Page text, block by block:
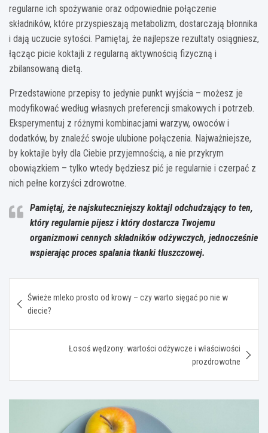
regularne ich spożywanie oraz odpowiednie połączenie
składników, które przyspieszają metabolizm, dostarczają błonnika
i dają uczucie sytości. Pamiętaj, że najlepsze rezultaty osiągniesz,
łącząc picie koktajli z regularną aktywnością fizyczną i
zbilansowaną dietą.
Przedstawione przepisy to jedynie punkt wyjścia – możesz je
modyfikować według własnych preferencji smakowych i potrzeb.
Eksperymentuj z różnymi kombinacjami warzyw, owoców i
dodatków, by znaleźć swoje ulubione połączenia. Najważniejsze,
by koktajle były dla Ciebie przyjemnością, a nie przykrym
obowiązkiem – tylko wtedy będziesz pić je regularnie i czerpać z
nich pełne korzyści zdrowotne.
Pamiętaj, że najskuteczniejszy koktajl odchudzający to ten,
który regularnie pijesz i który dostarcza Twojemu
organizmowi cennych składników odżywczych, jednocześnie
wspierając proces spalania tkanki tłuszczowej.
wpisu
Świeże mleko prosto od krowy – czy warto sięgać po nie w
diecie?
Łosoś wędzony: wartości odżywcze i właściwości
prozdrowotne